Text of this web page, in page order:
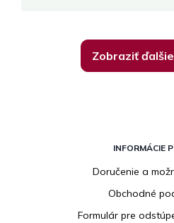
Zobraziť
INFORMÁCIE
Doručenie a
Obchodné
Formulár pre